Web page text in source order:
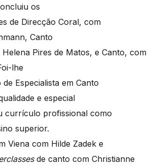
os
de Direcção Coral, com
Canto
Pires de Matos, e Canto, com
lhe
Especialista em Canto
e especial
currículo profissional como
superior.
Viena com Hilde Zadek e
de canto com Christianne